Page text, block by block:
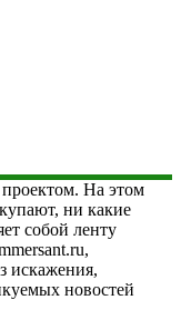
На этом
ни какие
собой ленту
искажения,
новостей